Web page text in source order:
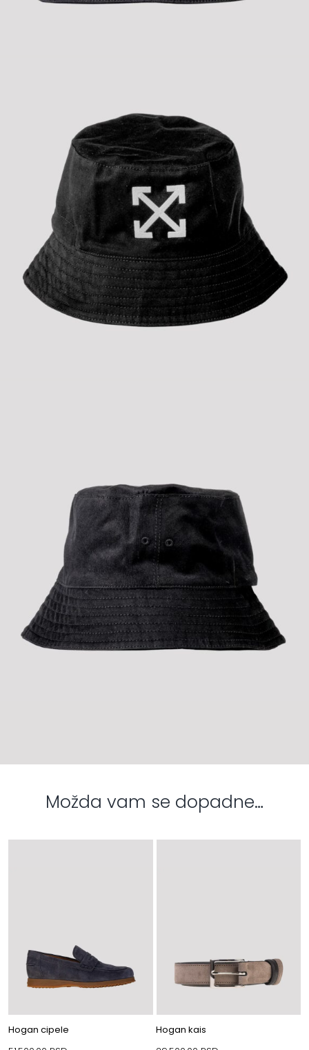
Možda vam se dopadne…
Hogan cipele
Hogan kais